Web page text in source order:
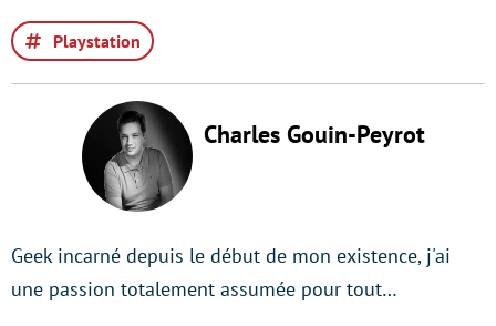
Playstation
Charles Gouin-Peyrot
Geek incarné depuis le début de mon existence, j'ai
une passion totalement assumée pour tout…